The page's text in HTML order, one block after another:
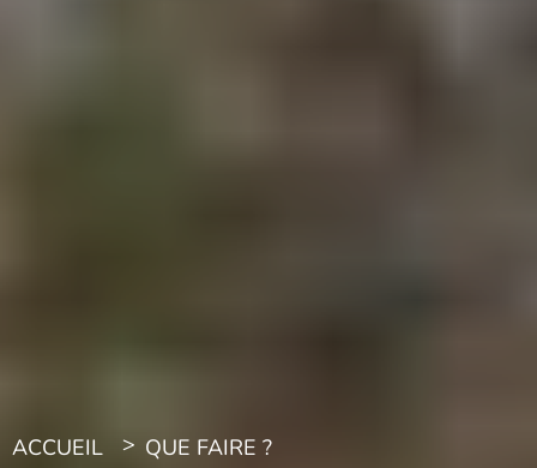
ACCUEIL QUE FAIRE ?